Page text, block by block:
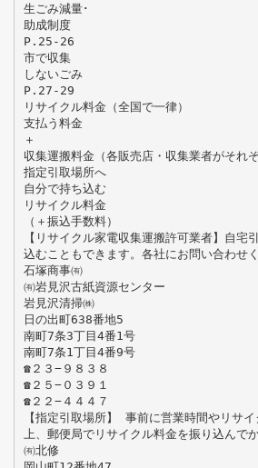
生ごみ減量･
助成制度
P.25-26
市で収集
しないごみ
P.27-29
リサイクル料金（全国で一律）
支払う料金
＋
収集運搬料金（各販売店・収集業者がそれぞ
指定引取場所へ
自分で持ち込む
リサイクル料金
（＋振込手数料）
【リサイクル家電収集運搬許可業者】自宅
込むこともできます。各社にお問い合わせく
石塚商事㈲
㈲岩見沢古紙資源センター
岩見沢清掃㈱
日の出町638番地5
南町7条3丁目4番1号
南町7条1丁目4番9号
☎２３−９８３８
☎２５−０３９１
☎２２−４４４７
【指定引取場所】 事前に営業時間やリサ
上、郵便局でリサイクル料金を振り込んで
㈲北修